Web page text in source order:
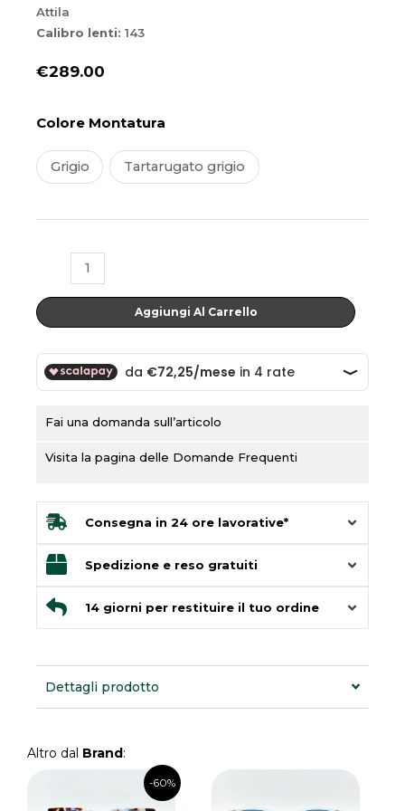
Attila
Calibro lenti: 143
€289.00
Colore Montatura
Grigio Tartarugato grigio
quantità
Aggiungi Al Carrello
Fai una domanda sull’articolo
Visita la pagina delle Domande Frequenti
Consegna in 24 ore lavorative*
Spedizione e reso gratuiti
14 giorni per restituire il tuo ordine
Dettagli prodotto
Altro dal Brand:
-60%
originale
prezzo
attuale